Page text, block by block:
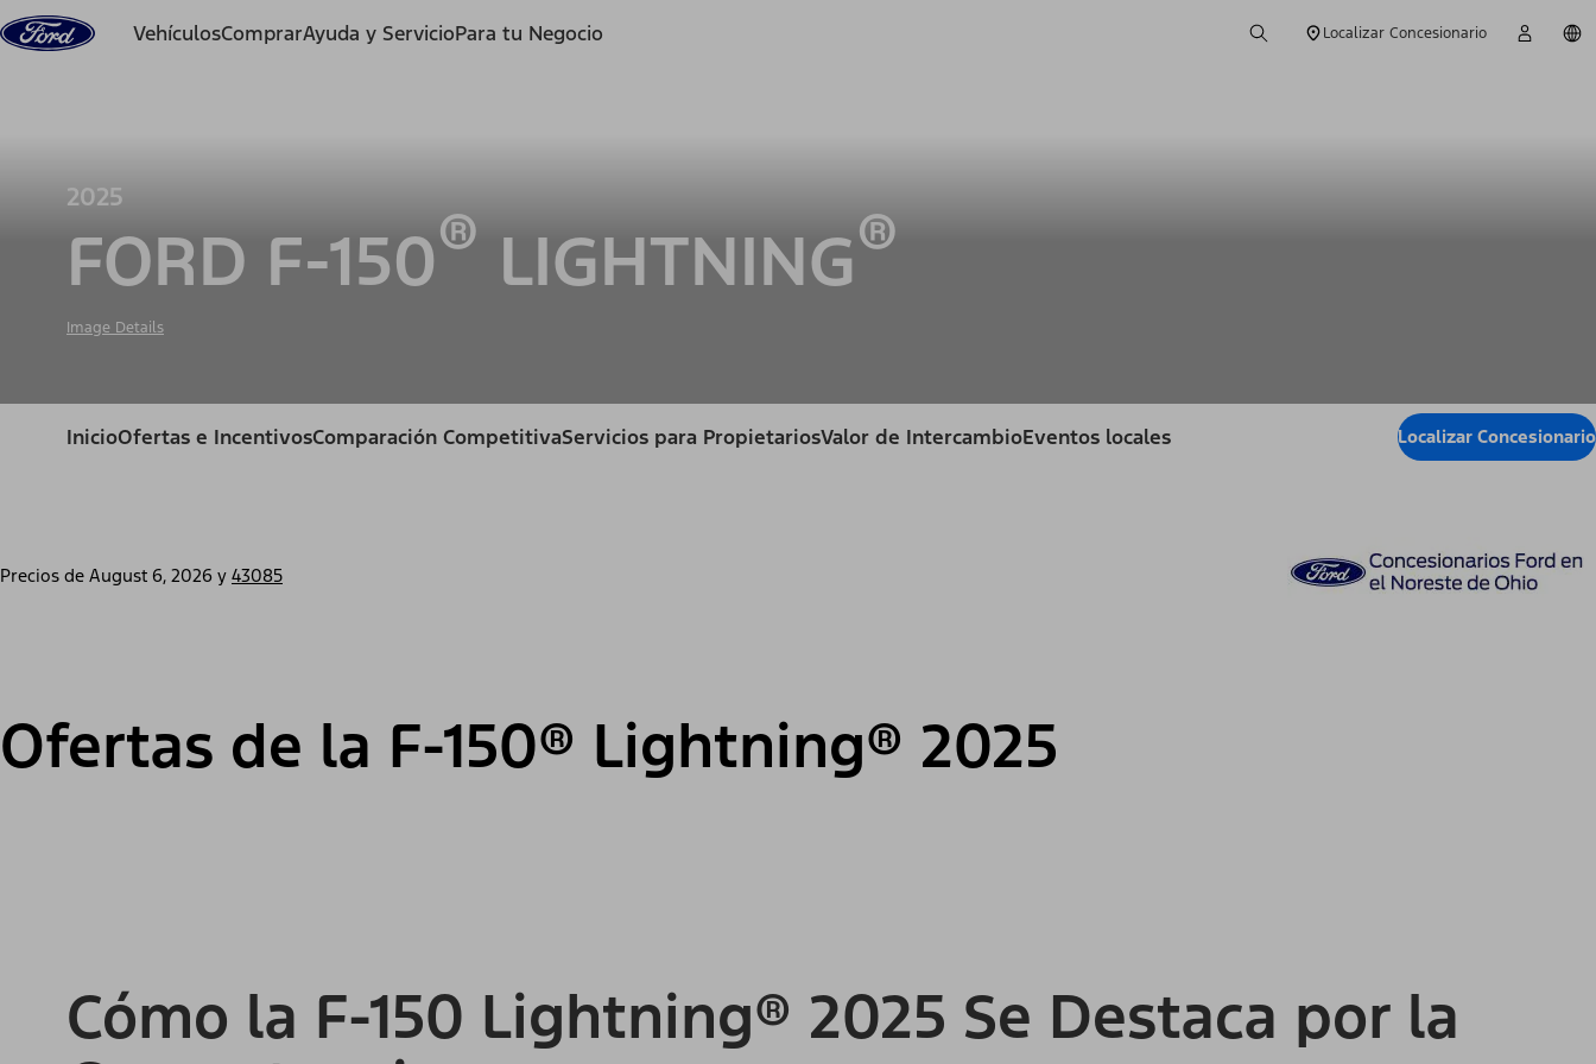
Saltar al contenido
VehículosComprarAyuda y ServicioPara tu Negocio Localizar Concesionario
2025
FORD F-150® LIGHTNING®
Image Details
InicioOfertas e IncentivosComparación CompetitivaServicios para PropietariosValor de IntercambioEventos locales Localizar Concesionario
Precios de August 6, 2026 y 43085
Ofertas de la F-150® Lightning® 2025
Cómo la F-150 Lightning® 2025 Se Destaca por la